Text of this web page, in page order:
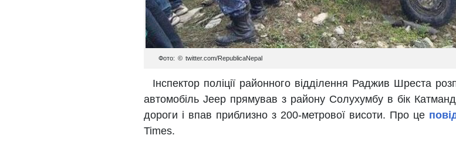
Фото: © twitter.com/RepublicaNepal
Інспектор поліції районного відділення Раджив Шреста
автомобіль Jeep прямував з району Солухумбу в бік
дороги і впав приблизно з 200-метрової висоти. Про це
Times.